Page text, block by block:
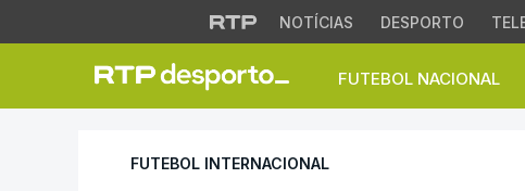
NOTÍCIAS DESPORTO
FUTEBOL NACIONAL
Betis empata em
FUTEBOL INTERNACIONAL